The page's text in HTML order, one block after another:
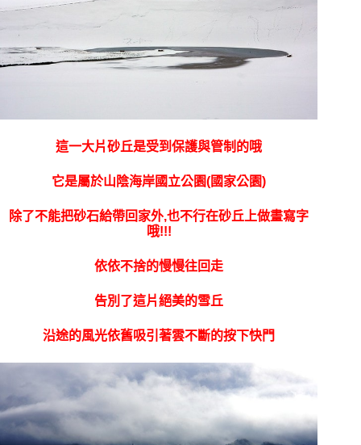
這一大片砂丘是受到保護與管制的哦
它是屬於山陰海岸國立公園(國家公園)
除了不能把砂石給帶回家外,也不行在砂丘上做畫寫字
哦!!!
依依不捨的慢慢往回走
告別了這片絕美的雪丘
沿途的風光依舊吸引著雲不斷的按下快門